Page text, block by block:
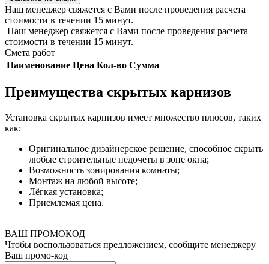
Наш менеджер свяжется с Вами после проведения расчета
стоимости в течении 15 минут.
Наш менеджер свяжется с Вами после проведения расчета
стоимости в течении 15 минут.
Смета работ
Наименование Цена Кол-во Сумма
Преимущества скрытых карнизов
Установка скрытых карнизов имеет множество плюсов, таких
как:
Оригинальное дизайнерское решение, способное скрыть
любые строительные недочеты в зоне окна;
Возможность зонирования комнаты;
Монтаж на любой высоте;
Лёгкая установка;
Приемлемая цена.
ВАШ ПРОМОКОД
Чтобы воспользоваться предложением, сообщите менеджеру
Ваш промо-код